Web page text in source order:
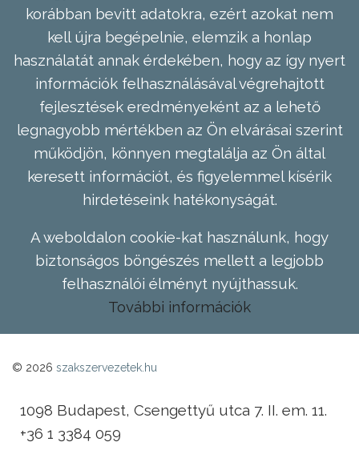
korábban bevitt adatokra, ezért azokat nem
kell újra begépelnie, elemzik a honlap
használatát annak érdekében, hogy az így nyert
információk felhasználásával végrehajtott
fejlesztések eredményeként az a lehető
legnagyobb mértékben az Ön elvárásai szerint
működjön, könnyen megtalálja az Ön által
keresett információt, és figyelemmel kísérik
hirdetéseink hatékonyságát.
A weboldalon cookie-kat használunk, hogy
biztonságos böngészés mellett a legjobb
felhasználói élményt nyújthassuk.
További információk
© 2026 szakszervezetek.hu
1098 Budapest, Csengettyű utca 7. II. em. 11.
+36 1 3384 059